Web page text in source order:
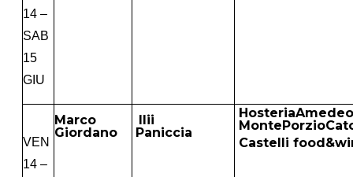
14 –
SAB
15
GIU
VEN
14 –
Marco
Giordano
Ilii
Paniccia
Castelli